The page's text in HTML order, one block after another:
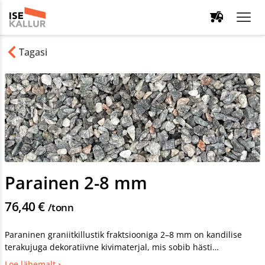
Tagasi
Parainen 2-8 mm
76,40 € /tonn
Paraninen graniitkillustik fraktsiooniga 2–8 mm on kandilise
terakujuga dekoratiivne kivimaterjal, mis sobib hästi
maastikukujundusse, lillepeenarde korrastamiseks, aiaradade